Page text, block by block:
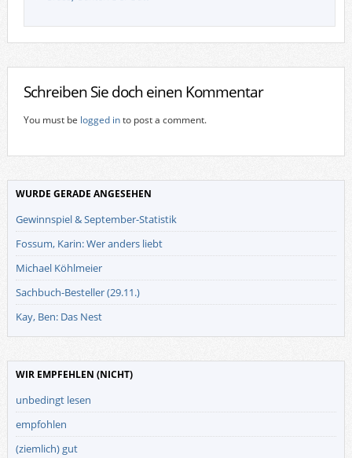
Schreiben Sie doch einen Kommentar
You must be logged into post a comment.
WURDE GERADE ANGESEHEN
Gewinnspiel & September-Statistik
Fossum, Karin: Wer anders liebt
Michael Köhlmeier
Sachbuch-Besteller (29.11.)
Kay, Ben: Das Nest
WIR EMPFEHLEN (NICHT)
unbedingt lesen
empfohlen
(ziemlich) gut